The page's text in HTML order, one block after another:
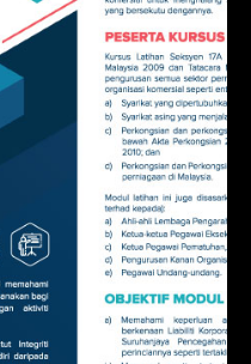
17A
dan Tatacara